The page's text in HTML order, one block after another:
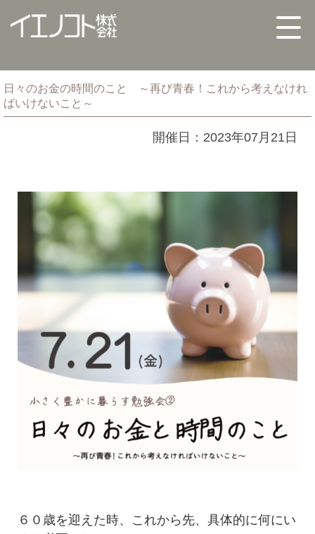
日々のお金の時間のこと ～再び青春！これから考えなけれ
ばいけないこと～
開催日：2023年07月21日
６０歳を迎えた時、これから先、具体的に何にい